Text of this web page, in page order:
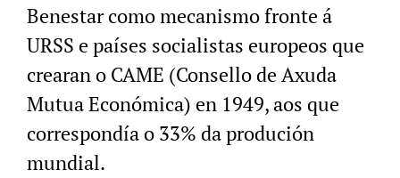
Benestar como mecanismo fronte á
URSS e países socialistas europeos que
crearan o CAME (Consello de Axuda
Mutua Económica) en 1949, aos que
correspondía o 33% da produción
mundial.